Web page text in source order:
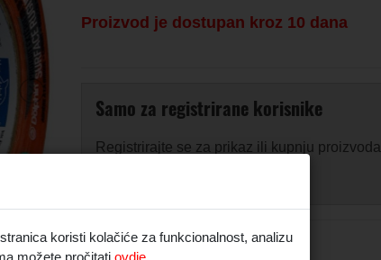
Proizvod je dostupan kroz 10 dana
Samo za registrirane korisnike
Registrirajte se za prikaz ili kupnju proizvoda
Opis
koristi kolačiće za funkcionalnost, analizu
možete pročitati ovdje.